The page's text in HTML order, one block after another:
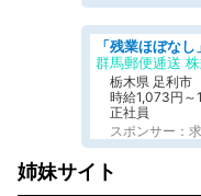
栃木県 足利市
時給1,073円～
正社員
スポンサー：
姉妹サイト